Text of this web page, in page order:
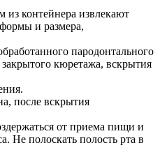
контейнера извлекают
и размера,
пародонтального
кюретажа, вскрытия
после вскрытия
от приема пищи и
Не полоскать полость рта в